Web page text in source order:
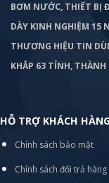
BƠM NƯỚC, THIẾT BỊ
DÀY KINH NGHIỆM 15
THƯƠNG HIỆU TIN
KHẮP 63 TỈNH, THÀNH
HỖ TRỢ KHÁCH
Chính sách bảo mật
Chính sách đổi trả hàng